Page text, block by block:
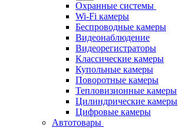
Охранные системы
Wi-Fi камеры
Беспроводные камеры
Видеонаблюдение
Видеорегистраторы
Классические камеры
Купольные камеры
Поворотные камеры
Тепловизионные камеры
Цилиндрические камеры
Цифровые камеры
Автотовары